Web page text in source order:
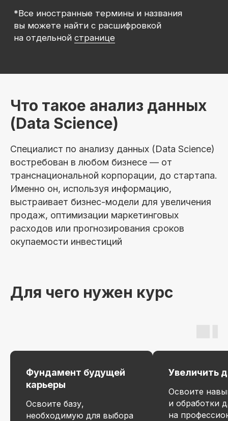
Что такое анализ данных
(Data Science)
Специалист по анализу данных (Data Science)
востребован в любом бизнесе — от
транснациональной корпорации, до стартапа.
Именно он, используя информацию,
выстраивает бизнес-модели для увеличения
продаж, оптимизации маркетинговых
расходов или прогнозирования сроков
окупаемости инвестиций
Для чего нужен курс
Фундамент будущей
карьеры
Освоите базу,
необходимую для выбора
Увеличить
Освоите
и обработки
на
специалиста по
анализу данных